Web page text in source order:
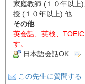
家庭教師 (１０年以上
授 (１０年以上) 他
その他
英会話、英検、
す。
日本語会話OK
この先生に質問する